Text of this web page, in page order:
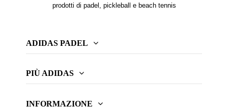
prodotti di padel, pickleball e beach tennis
ADIDAS PADEL
PIÙ ADIDAS
INFORMAZIONE